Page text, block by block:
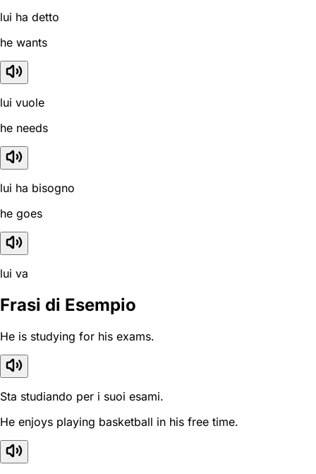
lui ha detto
he wants
lui vuole
he needs
lui ha bisogno
he goes
lui va
Frasi di Esempio
He is studying for his exams.
Sta studiando per i suoi esami.
He enjoys playing basketball in his free time.